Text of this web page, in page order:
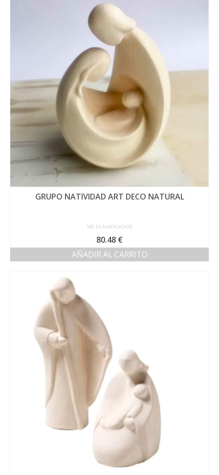
GRUPO NATIVIDAD ART DECO NATURAL
NO CLASIFICADOS
80.48 €
AÑADIR AL CARRITO